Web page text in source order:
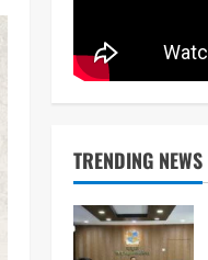
TRENDING NEWS
1